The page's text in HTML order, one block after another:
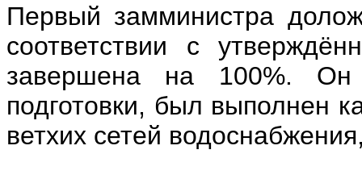
Первый замминистра
соответствии с
завершена на 100%.
подготовки, был выполнен
ветхих сетей